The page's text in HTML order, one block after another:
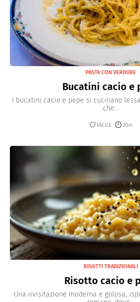
PASTA CON VERDURE
Bucatini cacio e
I bucatini cacio e pepe si cucinano
che...
FACILE 20m
RISOTTI TRADIZIONALI
Risotto cacio e
Una rivisitazione moderna e golosa,